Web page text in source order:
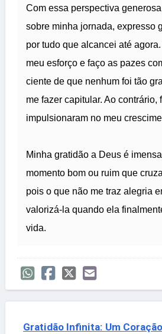
Com essa perspectiva
sobre minha jornada, expresso
por tudo que alcancei até
meu esforço e faço as pazes
ciente de que nenhum foi tão
me fazer capitular. Ao contrário,
impulsionaram no meu
Minha gratidão a Deus é
momento bom ou ruim que
pois o que não me traz alegria
valorizá-la quando ela
vida.
Gratidão Infinita: Um